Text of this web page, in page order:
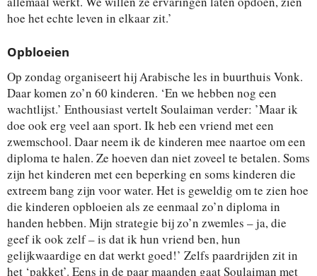
hoe het echte leven in elkaar zit.’
Opbloeien
Op zondag organiseert hij Arabische les in buurthuis Vonk.
Daar komen zo’n 60 kinderen. ‘En we hebben nog een
wachtlijst.’ Enthousiast vertelt Soulaiman verder: ’Maar ik
doe ook erg veel aan sport. Ik heb een vriend met een
zwemschool. Daar neem ik de kinderen mee naartoe om een
diploma te halen. Ze hoeven dan niet zoveel te betalen. Soms
zijn het kinderen met een beperking en soms kinderen die
extreem bang zijn voor water. Het is geweldig om te zien hoe
die kinderen opbloeien als ze eenmaal zo’n diploma in
handen hebben. Mijn strategie bij zo’n zwemles – ja, die
geef ik ook zelf – is dat ik hun vriend ben, hun
gelijkwaardige en dat werkt goed!’ Zelfs paardrijden zit in
het ‘pakket’. Eens in de paar maanden gaat Soulaiman met